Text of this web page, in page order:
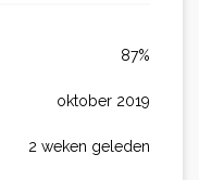
87%
oktober 2019
2 weken geleden